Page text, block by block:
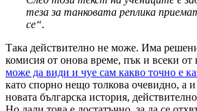
теза за танковата реплика
се“.
Така действително не може. Има
комисия от онова време, пък и всеки
може да види и чуе сам какво точно е
като спорно нещо толкова очевидно, а
новата българска история,